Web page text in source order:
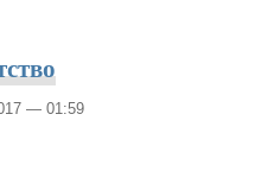
— 01:59